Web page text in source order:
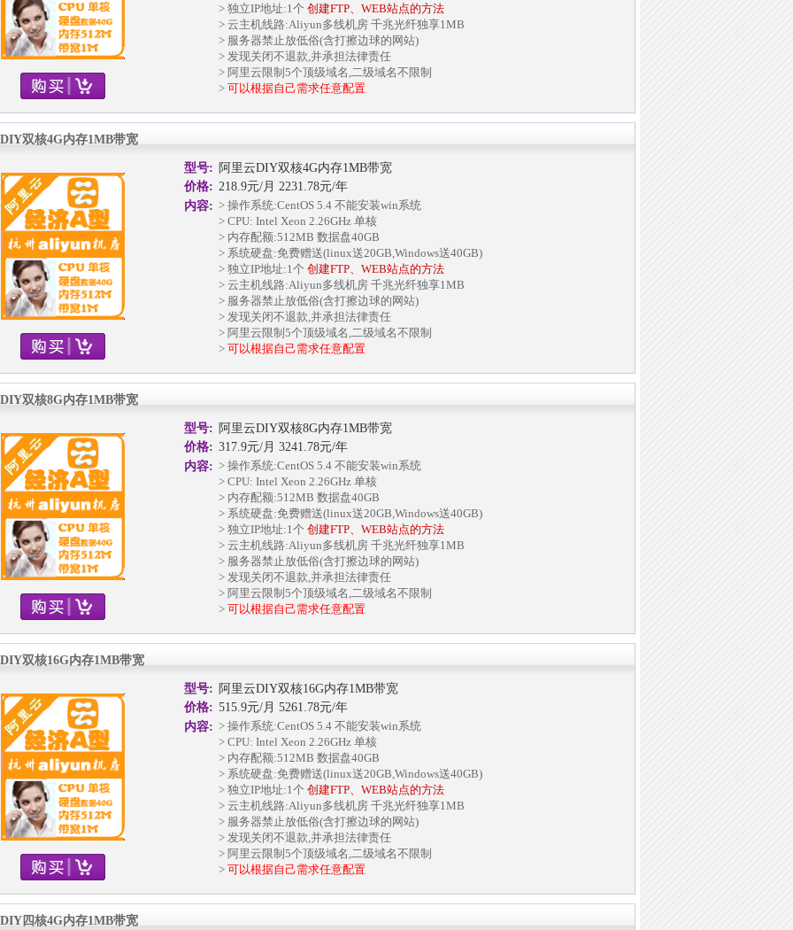
> 独立IP地址:1个 创建FTP、WEB站点的方法
> 云主机线路:Aliyun多线机房 千兆光纤独享1MB
> 服务器禁止放低俗(含打擦边球的网站)
> 发现关闭不退款,并承担法律责任
> 阿里云限制5个顶级域名,二级域名不限制
> 可以根据自己需求任意配置
双核4G内存1MB带宽
型号: 阿里云DIY双核4G内存1MB带宽
价格: 218.9元/月 2231.78元/年
内容: > 操作系统:CentOS 5.4 不能安装win系统
> CPU: Intel Xeon 2.26GHz 单核
> 内存配额:512MB 数据盘40GB
> 系统硬盘:免费赠送(linux送20GB,Windows送40GB)
> 独立IP地址:1个 创建FTP、WEB站点的方法
> 云主机线路:Aliyun多线机房 千兆光纤独享1MB
> 服务器禁止放低俗(含打擦边球的网站)
> 发现关闭不退款,并承担法律责任
> 阿里云限制5个顶级域名,二级域名不限制
> 可以根据自己需求任意配置
双核8G内存1MB带宽
型号: 阿里云DIY双核8G内存1MB带宽
价格: 317.9元/月 3241.78元/年
内容: > 操作系统:CentOS 5.4 不能安装win系统
> CPU: Intel Xeon 2.26GHz 单核
> 内存配额:512MB 数据盘40GB
> 系统硬盘:免费赠送(linux送20GB,Windows送40GB)
> 独立IP地址:1个 创建FTP、WEB站点的方法
> 云主机线路:Aliyun多线机房 千兆光纤独享1MB
> 服务器禁止放低俗(含打擦边球的网站)
> 发现关闭不退款,并承担法律责任
> 阿里云限制5个顶级域名,二级域名不限制
> 可以根据自己需求任意配置
双核16G内存1MB带宽
型号: 阿里云DIY双核16G内存1MB带宽
价格: 515.9元/月 5261.78元/年
内容: > 操作系统:CentOS 5.4 不能安装win系统
> CPU: Intel Xeon 2.26GHz 单核
> 内存配额:512MB 数据盘40GB
> 系统硬盘:免费赠送(linux送20GB,Windows送40GB)
> 独立IP地址:1个 创建FTP、WEB站点的方法
> 云主机线路:Aliyun多线机房 千兆光纤独享1MB
> 服务器禁止放低俗(含打擦边球的网站)
> 发现关闭不退款,并承担法律责任
> 阿里云限制5个顶级域名,二级域名不限制
> 可以根据自己需求任意配置
四核4G内存1MB带宽